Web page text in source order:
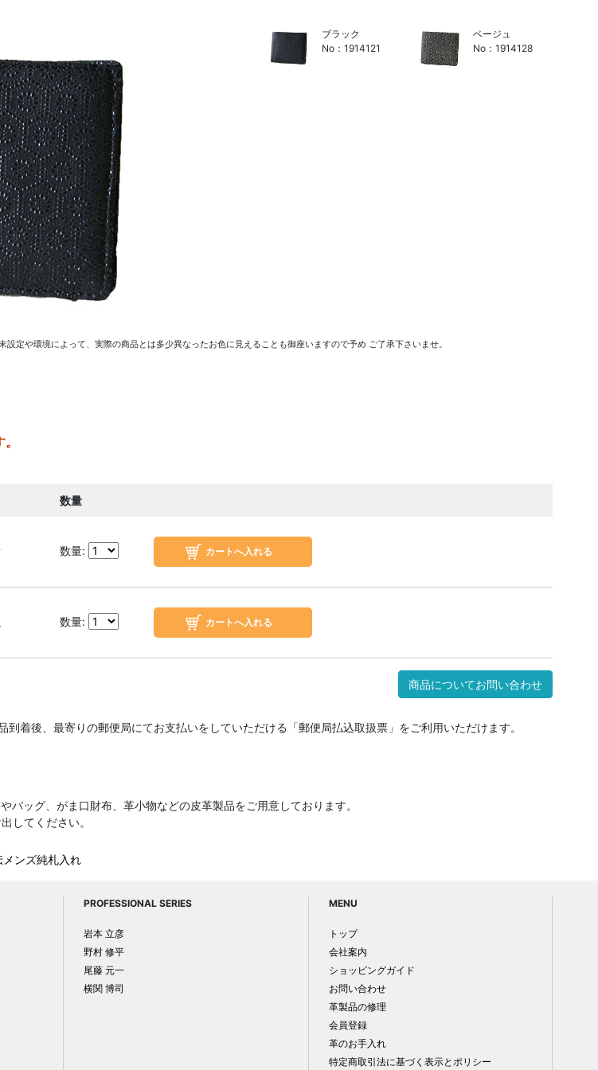
ブラック
No：1914121
ベージュ
No：1914128
定や環境によって、実際の商品とは多少異なったお色に見えることも御座いますので予め ご了承下さいませ。
数量
数量:
数量:
商品についてお問い合わせ
着後、最寄りの郵便局にてお支払いをしていただける「郵便局払込取扱票」をご利用いただけます。
ッグ、がま口財布、革小物などの皮革製品をご用意しております。
してください。
ンズ純札入れ
PROFESSIONAL SERIES
岩本 立彦
野村 修平
尾藤 元一
横関 博司
MENU
トップ
会社案内
ショッピングガイド
お問い合わせ
革製品の修理
会員登録
革のお手入れ
特定商取引法に基づく表示とポリシー